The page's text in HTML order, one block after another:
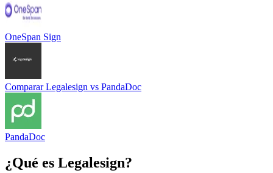
OneSpan Sign
Comparar Legalesign vs PandaDoc
PandaDoc
¿Qué es Legalesign?